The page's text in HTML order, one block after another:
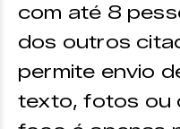
com até 8
dos outros
permite envio
texto, fotos ou